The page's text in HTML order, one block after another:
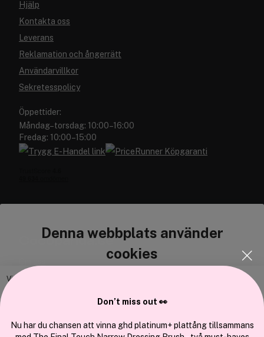
Denna webbplats använder
cookies
Vi använder enhetsidentifierare för att anpassa innehållet och
och annan information från din enhet till de sociala medier och annons-
Hjälp
Kontakta oss
Leverans
Reklamation och ångerrätt
Användarvillkor
Sekretesspolicy
Öppettider:
Måndag–torsdag: 10:00–16:00
Fredag: 10:00–15:00
Cocopanda.se
Don’t miss out 👀
Nu har du chansen att vinna ghd platinum+ plattång tillsammans